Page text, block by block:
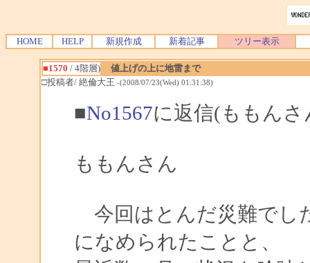
HOME HELP 新規作成 新着記事 ツリー表示
■1570 / 4階層)
値上げの上に地雷まで
□投稿者/ 絶倫大王 -(2008/07/23(Wed) 01:31:38)
■No1567に返信(ももんさ
ももんさん
今回はとんだ災難でし
になめられたことと、